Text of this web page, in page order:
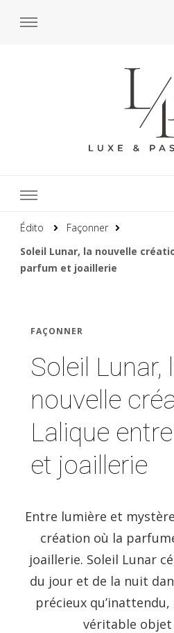
Édito
Façonner
Soleil Lunar, la nouvelle
parfum et joaillerie
FAÇONNER
Soleil Lunar,
nouvelle
Lalique
et joaillerie
Entre lumière et
création où la
joaillerie. Soleil Lunar
du jour et de la nuit
précieux
véritable